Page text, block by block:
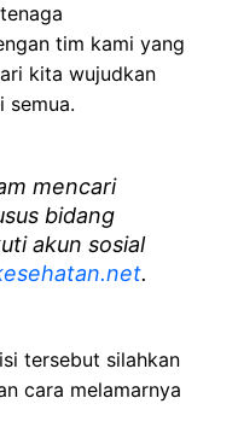
tim kami yang
kita wujudkan
semua.
mencari
bidang
akun sosial
.
tersebut silahkan
cara melamarnya